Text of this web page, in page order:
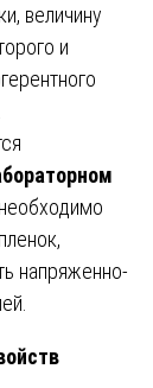
величину
и
напряженно-